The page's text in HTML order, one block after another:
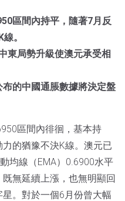
區間內持平，隨著7月反
。
東局勢升級使澳元承受相
的中國通脹數據將決定盤
區間內徘徊，基本持
的猶豫不決K線。澳元已
均線（EMA）0.6900水平
無延續上漲，也無明顯回
。對於一個6月份曾大幅